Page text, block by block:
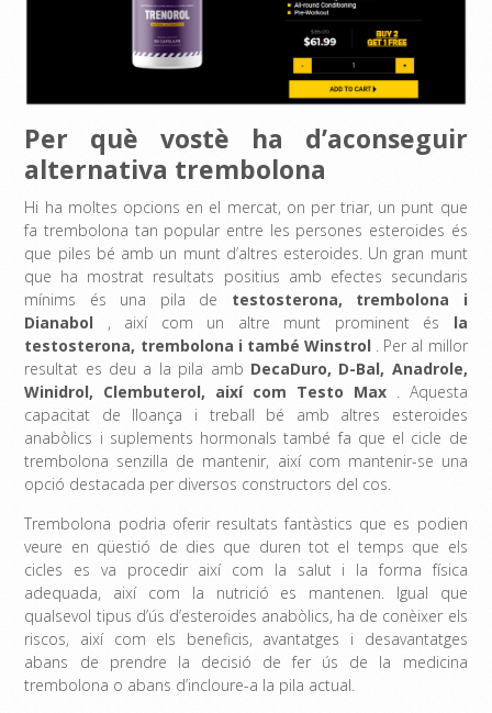
Per què vostè ha d’aconseguir
alternativa trembolona
Hi ha moltes opcions en el mercat, on per triar, un punt que
fa trembolona tan popular entre les persones esteroides és
que piles bé amb un munt d’altres esteroides. Un gran munt
que ha mostrat resultats positius amb efectes secundaris
mínims és una pila de testosterona, trembolona i
Dianabol , així com un altre munt prominent és la
testosterona, trembolona i també Winstrol . Per al millor
resultat es deu a la pila amb DecaDuro, D-Bal, Anadrole,
Winidrol, Clembuterol, així com Testo Max. Aquesta
capacitat de lloança i treball bé amb altres esteroides
anabòlics i suplements hormonals també fa que el cicle de
trembolona senzilla de mantenir, així com mantenir-se una
opció destacada per diversos constructors del cos.
Trembolona podria oferir resultats fantàstics que es podien
veure en qüestió de dies que duren tot el temps que els
cicles es va procedir així com la salut i la forma física
adequada, així com la nutrició es mantenen. Igual que
qualsevol tipus d’ús d’esteroides anabòlics, ha de conèixer els
riscos, així com els beneficis, avantatges i desavantatges
abans de prendre la decisió de fer ús de la medicina
trembolona o abans d’incloure-a la pila actual.